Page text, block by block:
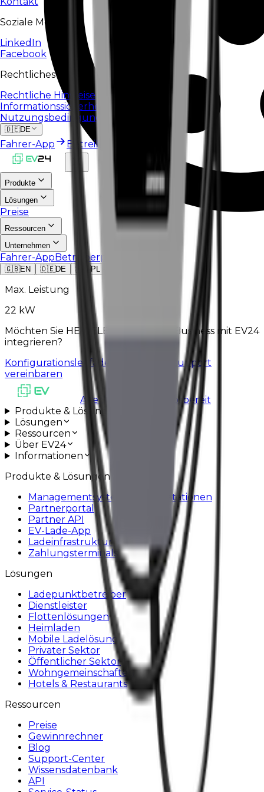
Soziale Medien
LinkedIn
Facebook
Rechtliches
Rechtliche Hinweise
Informationssicherheitsrichtlinie
Nutzungsbedingungen
🇩🇪DE
Fahrer-App Betreiberportal
Produkte
Lösungen
Preise
Ressourcen
Unternehmen
Fahrer-AppBetreiberportal
🇬🇧EN 🇩🇪DE 🇵🇱PL
1xType2
Max. Leistung
22 kW
Möchten Sie HEIDELBERG ConnectBusiness mit EV24
integrieren?
Konfigurationsleitfaden
Installationssupport
vereinbaren
Alle Systeme betriebsbereit
Produkte & Lösungen
Lösungen
Ressourcen
Über EV24
Informationen
Produkte & Lösungen
Managementsystem für Ladestationen
Partnerportal
Partner API
EV-Lade-App
Ladeinfrastruktur
Zahlungsterminals
Lösungen
Ladepunktbetreiber
Dienstleister
Flottenlösungen
Heimladen
Mobile Ladelösung
Privater Sektor
Öffentlicher Sektor
Wohngemeinschaften
Hotels & Restaurants
Ressourcen
Preise
Gewinnrechner
Blog
Support-Center
Wissensdatenbank
API